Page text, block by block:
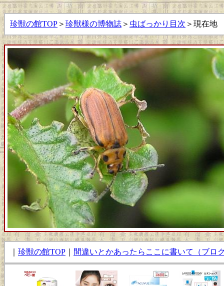
珍獣の館TOP ＞ 珍獣様の博物誌 ＞ 虫ばっかり目次 ＞現在地
珍獣の館TOP 間違いとかあったらここに書いて（ブロ